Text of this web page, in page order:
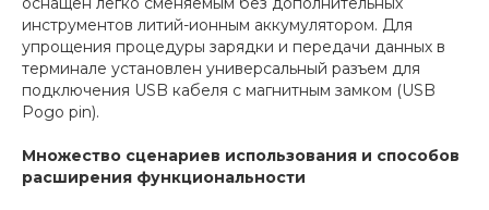
инструментов литий-ионным аккумулятором. Для
упрощения процедуры зарядки и передачи данных в
терминале установлен универсальный разъем для
подключения USB кабеля с магнитным замком (USB
Pogo pin).
Множество сценариев использования и способов
расширения функциональности